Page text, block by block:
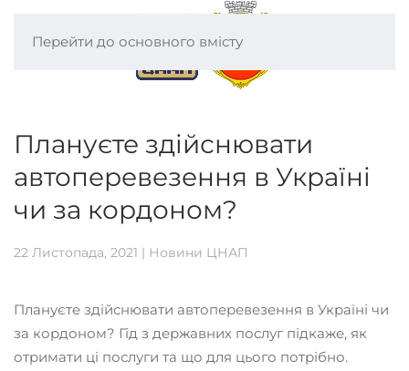
Перейти до основного вмісту
Плануєте здійснювати
автоперевезення в Україні
чи за кордоном?
22 Листопада, 2021 | Новини ЦНАП
Плануєте здійснювати автоперевезення в Україні чи
за кордоном? Гід з державних послуг підкаже, як
отримати ці послуги та що для цього потрібно.